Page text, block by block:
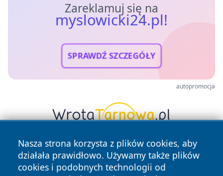
Zareklamuj się na
myslowicki24.pl!
SPRAWDŹ SZCZEGÓŁY
autopromocja
Nasza strona korzysta z plików cookies, aby
działała prawidłowo. Używamy także plików
cookies i podobnych technologii od